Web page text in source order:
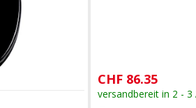
CHF 86.35
versandbereit in 2 - 3